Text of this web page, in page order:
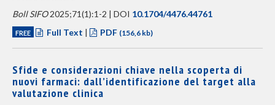
Boll SIFO2025;71(1):1-2 | DOI 10.1704/4476.44761
FREE Full Text | PDF (156,6 kb)
Sfide e considerazioni chiave nella scoperta di
nuovi farmaci: dall’identificazione del target alla
valutazione clinica